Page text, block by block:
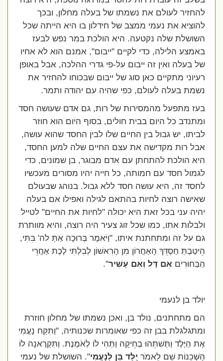
להחזיר לעולם את נשמתו של בעלה מחלון, ובכך
להוציא את נעמי ממצב של חידלון בו היא הייתה שכל
השושלת שלה נקטעה. היא הולכת במר נפש לבעז
באמצע הלילה, כדי לקיים "ייבום", אמנם הוא לא אחיו
של בעלה ואין זה ייבום על-פי גדרי ההלכה, אבל באופן
רעיוני מתקיים כאן סוג של ייבום שבכוחו להחזיר את
נשמת בעלה לעולם, כפי שהיה עם יהודה ותמר.
בעז מתפעל מהמסירות של רות, גם אדם שעושה חסד
ומתנדב כל היום בבית חולים, בסוף היום הוא חוזר
לביתו, יש גבול בין החיים שלו לבין החסד שהוא עושה,
אבל רות מקדישה את עצם החיים שלה למען החסד,
היא הולכת להתחתן עם אדם מבוגר, בן שמונים, כדי
לגמול חסד עם חמותה, כל חייה יהיו מסורים מעכשיו
לחסד זה, היא עושה חסד ללא גבול. בנוהג שבעולם
שאישה רוצה לחיות בהתאם לגילה ואפילו אם בעלה
יהיה עני בכל זאת היא יכולה "לחיות את החיים" לטייל
ולבלות אתו, כמו שכל זוג צעיר היה רוצה, והיא מוותרת
גם על זה ומתחתנת איתו, "וַיֹּאמֶר בְּרוּכָה אַתְּ לה' בִּתִּי,
הֵיטַבְתְּ חַסְדֵּךְ הָאַחֲרוֹן מִן הָרִאשׁוֹן לְבִלְתִּי לֶכֶת אַחֲרֵי
הַבַּחוּרִיםאִם דַּל וְאִם עָשִׁיר".
יולד בן לנעמי
הם מתחתנים, נולד בן, ואכן נשמתו של מחלון חוזרת
ומתגלגלת בבן זה כפי שאומרות שכנותיה, "וַתִּקַּח נָעֳמִי
אֶת הַיֶּלֶד וַתְּשִׁתֵהוּ בְחֵיקָהּ וַתְּהִי לוֹ לְאֹמֶנֶת. וַתִּקְרֶאנָה לוֹ
הַשְּׁכֵנוֹת שֵׁם לֵאמֹריֻלַּד בֵּן לְנָעֳמִי". השושלת של נעמי